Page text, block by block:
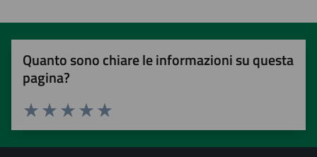
Quanto sono chiare le informazioni su questa
pagina?
Valuta 5 stelle su 5
Valuta 4 stelle su 5
Valuta 3 stelle su 5
Valuta 2 stelle su 5
Valuta 1 stelle su 5